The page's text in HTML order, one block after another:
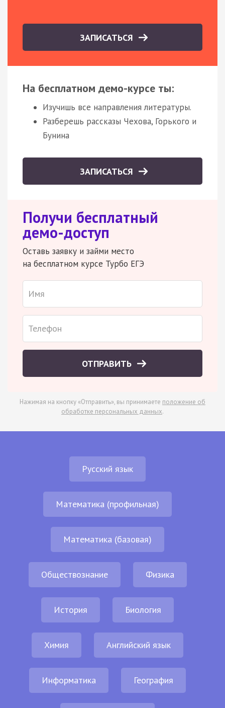
ЗАПИСАТЬСЯ
На бесплатном демо-курсе ты:
Изучишь все направления литературы.
Разберешь рассказы Чехова, Горького и
Бунина
ЗАПИСАТЬСЯ
Получи бесплатный
демо-доступ
Оставь заявку и займи место
на бесплатном курсе Турбо ЕГЭ
ОТПРАВИТЬ
Нажимая на кнопку «Отправить», вы принимаете положение об
обработке персональных данных.
Русский язык
Математика (профильная)
Математика (базовая)
Обществознание Физика
История Биология
Химия Английский язык
Информатика География